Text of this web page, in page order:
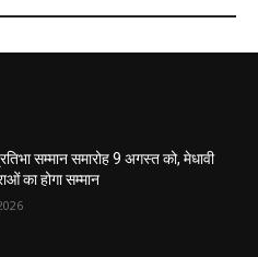
सम्मान समारोह 9 अगस्त को, मेधावी
का होगा सम्मान